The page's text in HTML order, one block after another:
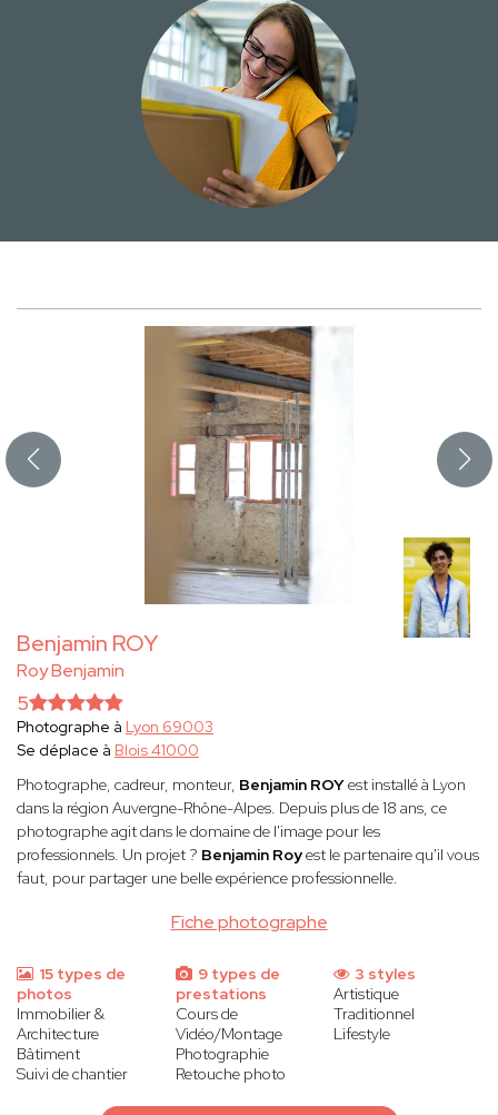
Benjamin ROY
Roy Benjamin
Fiche photographe
5
Photographe à Lyon 69003
Se déplace à Blois 41000
Photographe, cadreur, monteur, Benjamin ROYest installé à Lyon
dans la région Auvergne-Rhône-Alpes. Depuis plus de 18 ans, ce
photographe agit dans le domaine de l'image pour les
professionnels. Un projet ? Benjamin Royest le partenaire qu'il vous
faut, pour partager une belle expérience professionnelle.
15 types de
photos
Immobilier &
Architecture
Bâtiment
Suivi de chantier
9 types de
prestations
Cours de
Vidéo/Montage
Photographie
Retouche photo
3 styles
Artistique
Traditionnel
Lifestyle